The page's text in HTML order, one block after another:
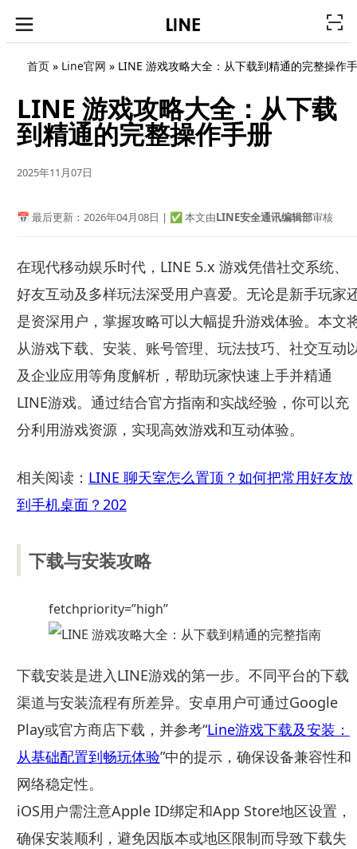
首页» Line官网 » LINE 游戏攻略大全：从下载到精通的完整操作
LINE 游戏攻略大全：从下载
到精通的完整操作手册
2025年11月07日
📅 最后更新：2026年04月08日 | ✅ 本文由LINE安全通讯编辑部审核
在现代移动娱乐时代，LINE 5.x 游戏凭借社交系统、
好友互动及多样玩法深受用户喜爱。无论是新手玩家
是资深用户，掌握攻略可以大幅提升游戏体验。本文
从游戏下载、安装、账号管理、玩法技巧、社交互动
及企业应用等角度解析，帮助玩家快速上手并精通
LINE游戏。通过结合官方指南和实战经验，你可以充
分利用游戏资源，实现高效游戏和互动体验。
相关阅读： LINE 聊天室怎么置顶？如何把常用好友放
到手机桌面？202
下载与安装攻略
fetchpriority=”high”
下载安装是进入LINE游戏的第一步。不同平台的下载
渠道与安装流程有所差异。安卓用户可通过Google
Play或官方商店下载，并参考“Line游戏下载及安装：
从基础配置到畅玩体验”中的提示，确保设备兼容性和
网络稳定性。
iOS用户需注意Apple ID绑定和App Store地区设置，
确保安装顺利，避免因版本或地区限制而导致下载失